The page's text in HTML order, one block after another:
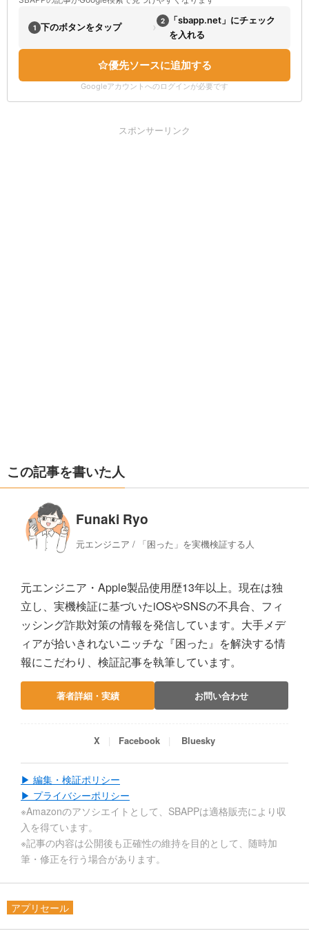
1 下のボタンをタップ › 2
「sbapp.net」にチェック
を入れる
優先ソースに追加する
Googleアカウントへのログインが必要です
スポンサーリンク
この記事を書いた人
Funaki Ryo
元エンジニア / 「困った」を実機検証する人
元エンジニア・Apple製品使用歴13年以上。現在は独
立し、実機検証に基づいたiOSやSNSの不具合、フィ
ッシング詐欺対策の情報を発信しています。大手メデ
ィアが拾いきれないニッチな『困った』を解決する情
報にこだわり、検証記事を執筆しています。
著者詳細・実績 お問い合わせ
X Facebook Bluesky
▶ 編集・検証ポリシー
▶ プライバシーポリシー
※Amazonのアソシエイトとして、SBAPPは適格販売により収
入を得ています。
※記事の内容は公開後も正確性の維持を目的として、随時加
筆・修正を行う場合があります。
アプリセール